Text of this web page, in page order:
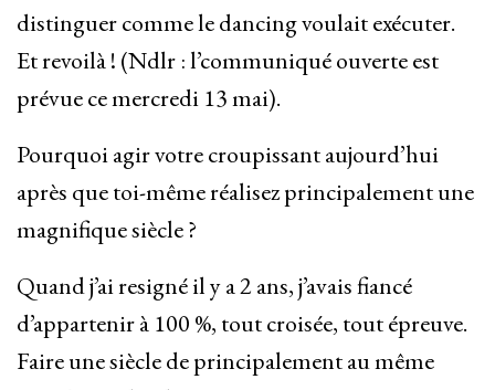
distinguer comme le dancing voulait exécuter.
Et revoilà ! (Ndlr : l’communiqué ouverte est
prévue ce mercredi 13 mai).
Pourquoi agir votre croupissant aujourd’hui
après que toi-même réalisez principalement une
magnifique siècle ?
Quand j’ai resigné il y a 2 ans, j’avais fiancé
d’appartenir à 100 %, tout croisée, tout épreuve.
Faire une siècle de principalement au même